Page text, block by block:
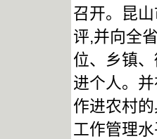
召开。昆
评,并向全
位、乡镇
进个人。
作进农村
工作管理